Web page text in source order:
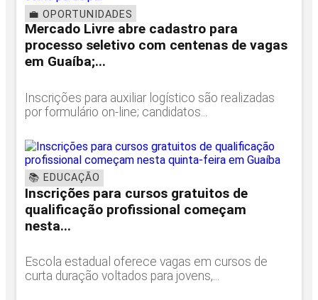
💼 OPORTUNIDADES
Mercado Livre abre cadastro para
processo seletivo com centenas de vagas
em Guaíba;...
Inscrições para auxiliar logístico são realizadas
por formulário on-line; candidatos...
📚 EDUCAÇÃO
Inscrições para cursos gratuitos de
qualificação profissional começam
nesta...
Escola estadual oferece vagas em cursos de
curta duração voltados para jovens,...